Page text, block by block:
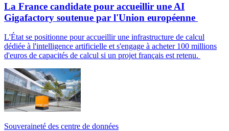
La France candidate pour accueillir une AI
Gigafactory soutenue par l'Union européenne
L'État se positionne pour accueillir une infrastructure de calcul
dédiée à l'intelligence artificielle et s'engage à acheter 100 millions
d'euros de capacités de calcul si un projet français est retenu.
Souveraineté des centre de données